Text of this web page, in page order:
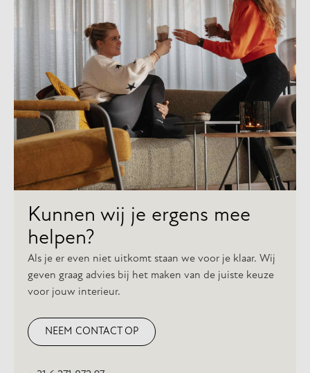
Kunnen wij je ergens mee
helpen?
Kunnen wij je ergens mee
helpen?
Kunnen wij je ergens mee
helpen?
Als je er even niet uitkomt staan we voor je klaar. Wij
geven graag advies bij het maken van de juiste keuze
voor jouw interieur.
NEEM CONTACT OP